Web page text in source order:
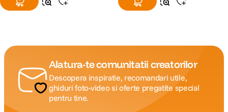
Alatura-te comunitatii creatorilor
Descopera inspiratie, recomandari utile,
ghiduri foto-video si oferte pregatite special
pentru tine.